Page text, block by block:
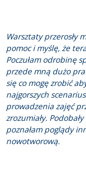
Warsztaty przerosły
pomoc i myślę, że
Poczułam odrobinę
przede mną dużo
się co mogę zrobić
najgorszych
prowadzenia zajęć
zrozumiały.
poznałam poglądy
nowotworową.